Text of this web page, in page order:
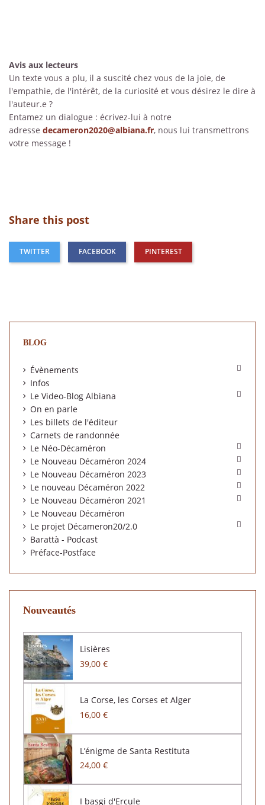
Avis aux lecteurs
Un texte vous a plu, il a suscité chez vous de la joie, de
l'empathie, de l'intérêt, de la curiosité et vous désirez le dire à
l'auteur.e ?
Entamez un dialogue : écrivez-lui à notre
adresse decameron2020@albiana.fr, nous lui transmettrons
votre message !
Share this post
TWITTER FACEBOOK PINTEREST
BLOG
Évènements 
Infos
Le Video-Blog Albiana

On en parle
Les billets de l'éditeur
Carnets de randonnée
Le Néo-Décaméron

Le Nouveau Décaméron 2024 
Le Nouveau Décaméron 2023 
Le nouveau Décaméron 2022 
Le Nouveau Décaméron 2021 
Le Nouveau Décaméron
Le projet Décameron20/2.0

Barattà - Podcast
Préface-Postface
Nouveautés
Lisières
39,00 €
La Corse, les Corses et Alger
16,00 €
L’énigme de Santa Restituta
24,00 €
I basgi d'Ercule